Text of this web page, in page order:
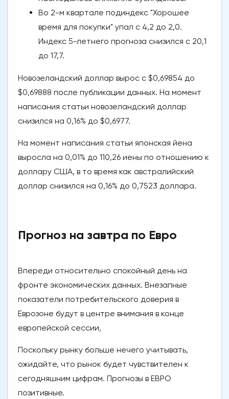
Во 2-м квартале подиндекс "Хорошее
время для покупки" упал с 4,2 до 2,0.
Индекс 5-летнего прогноза снизился с 20,1
до 17,7.
Новозеландский доллар вырос с $0,69854 до
$0,69888 после публикации данных. На момент
написания статьи новозеландский доллар
снизился на 0,16% до $0,6977.
На момент написания статьи японская йена
выросла на 0,01% до 110,26 иены по отношению к
доллару США, в то время как австралийский
доллар снизился на 0,16% до 0,7523 доллара.
Прогноз на завтра по Евро
Впереди относительно спокойный день на
фронте экономических данных. Внезапные
показатели потребительского доверия в
Еврозоне будут в центре внимания в конце
европейской сессии,
Поскольку рынку больше нечего учитывать,
ожидайте, что рынок будет чувствителен к
сегодняшним цифрам. Прогнозы в ЕВРО
позитивные.